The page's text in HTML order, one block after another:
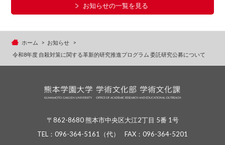
お知らせの一覧を見る
ホーム
お知らせ
令和8年度 自殺対策に関する革新的研究推進プログラム 委託研究公募について
〒862-8680 熊本市中央区大江2丁目 5番 1号
TEL： 096-364-5161 （代） FAX：096-364-5201